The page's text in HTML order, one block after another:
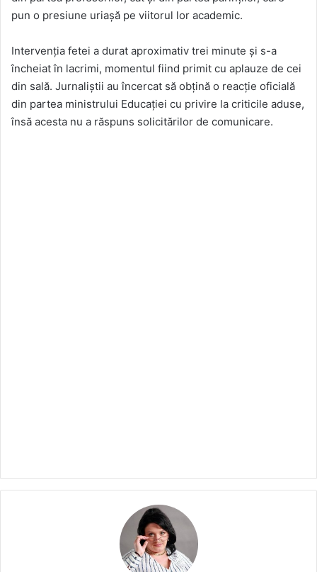
pun o presiune uriașă pe viitorul lor academic.
Intervenția fetei a durat aproximativ trei minute și s-a
încheiat în lacrimi, momentul fiind primit cu aplauze de cei
din sală. Jurnaliștii au încercat să obțină o reacție oficială
din partea ministrului Educației cu privire la criticile aduse,
însă acesta nu a răspuns solicitărilor de comunicare.